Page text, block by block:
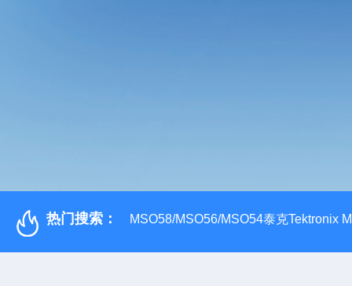
热门搜索： MSO58/MSO56/MSO54泰克Tektronix